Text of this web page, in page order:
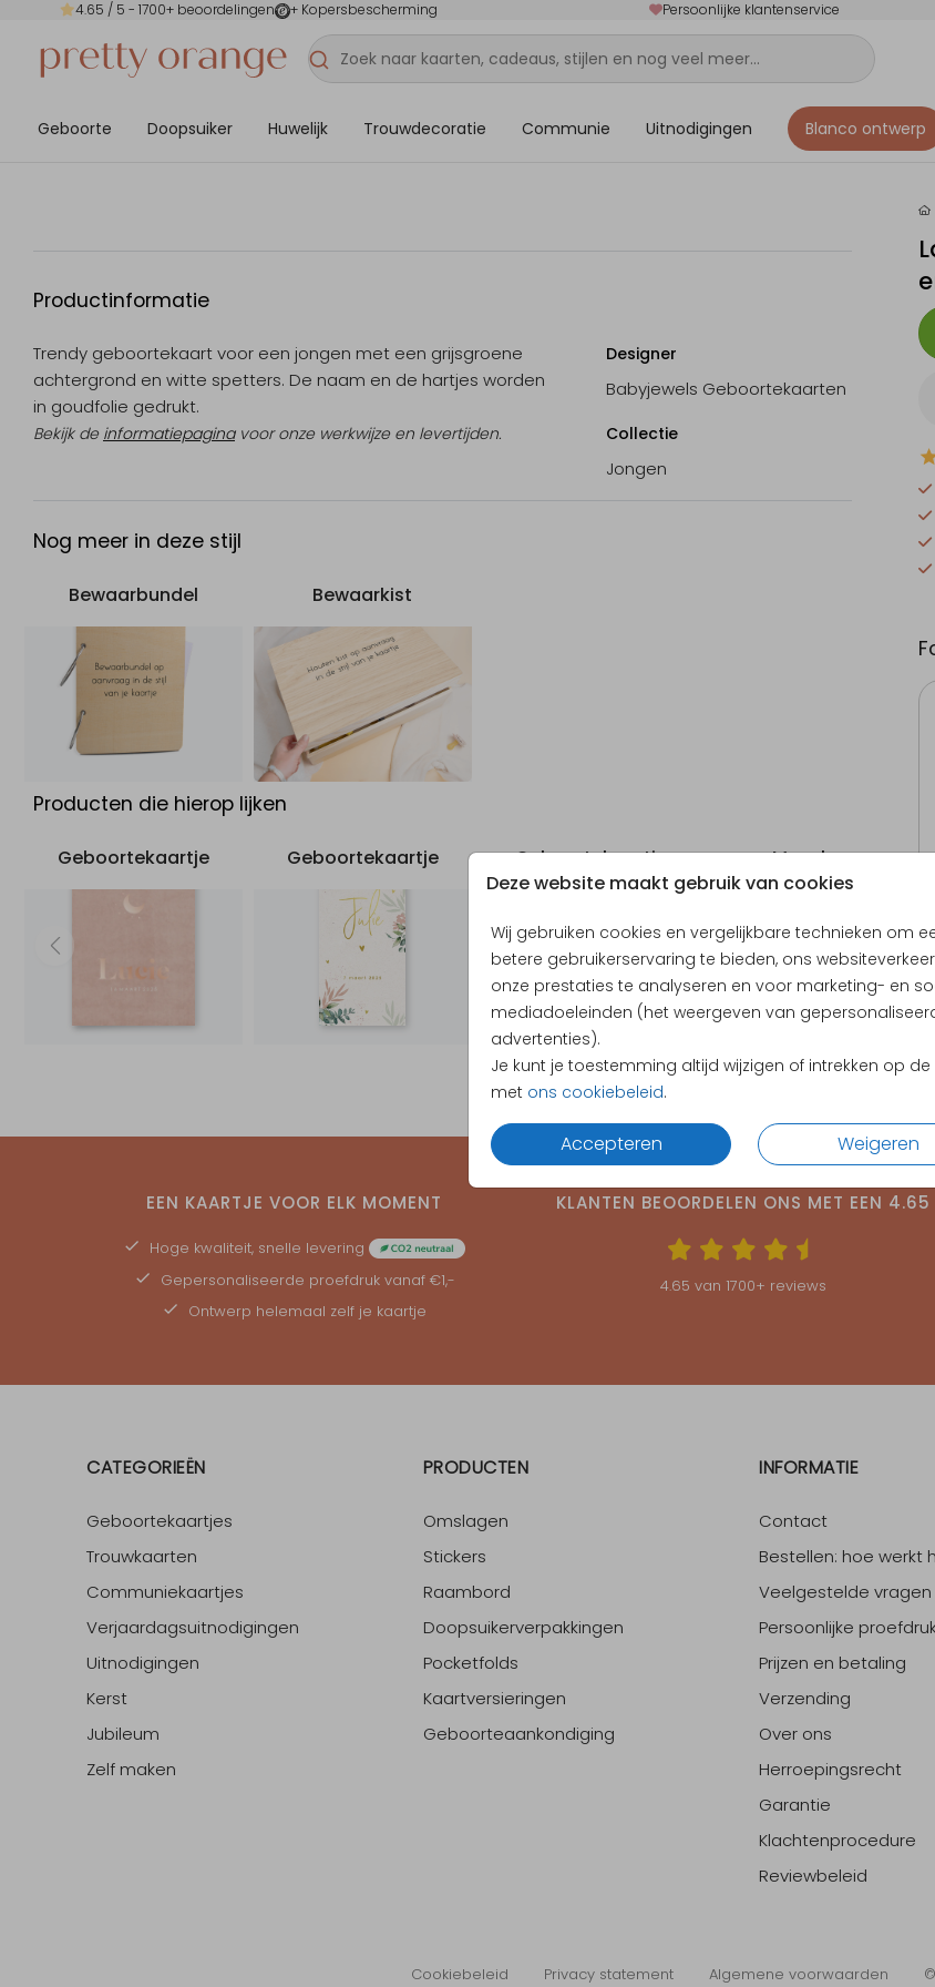
4.65 / 5 - 1700+ beoordelingen + Kopersbescherming Persoonlijke klantenservice
Geboorte Doopsuiker Huwelijk Trouwdecoratie Communie Uitnodigingen Blanco ontwerp
Deze website maakt gebruik van cookies
Wij gebruiken cookies en vergelijkbare technieken om
betere gebruikerservaring te bieden, ons
onze prestaties te analyseren en voor marketing- en
mediadoeleinden (het weergeven van
advertenties).
Je kunt je toestemming altijd wijzigen of intrekken op
met ons cookiebeleid.
Accepteren Weigeren
Productinformatie
Trendy geboortekaart voor een jongen met een grijsgroene
achtergrond en witte spetters. De naam en de hartjes worden
in goudfolie gedrukt.
Bekijk de informatiepaginavoor onze werkwijze en levertijden.
Designer
Babyjewels Geboortekaarten
Collectie
Jongen
Nog meer in deze stijl
Bewaarbundel Bewaarkist
Producten die hierop lijken
Geboortekaartje Geboortekaartje Geboortekaartje Menukaart
EEN KAARTJE VOOR ELK MOMENT
Hoge kwaliteit, snelle levering
Gepersonaliseerde proefdrukvanaf €1,-
Ontwerp helemaal zelf je kaartje
KLANTEN BEOORDELEN ONS MET EEN 4.65
4.65 van 1700+ reviews
CATEGORIEËN
Geboortekaartjes
Trouwkaarten
Communiekaartjes
Verjaardagsuitnodigingen
Uitnodigingen
Kerst
Jubileum
Zelf maken
PRODUCTEN
Omslagen
Stickers
Raambord
Doopsuikerverpakkingen
Pocketfolds
Kaartversieringen
Geboorteaankondiging
INFORMATIE
Contact
Bestellen: hoe werkt
Veelgestelde vragen
Persoonlijke
Prijzen en betaling
Verzending
Over ons
Herroepingsrecht
Garantie
Klachtenprocedure
Reviewbeleid
Cookiebeleid Privacy statement Algemene voorwaarden